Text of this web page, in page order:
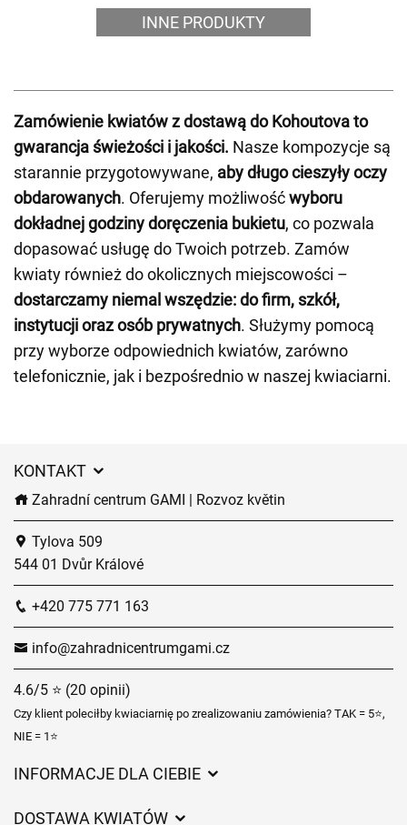
INNE PRODUKTY
Zamówienie kwiatów z dostawą do Kohoutova to
gwarancja świeżości i jakości. Nasze kompozycje są
starannie przygotowywane, aby długo cieszyły oczy
obdarowanych. Oferujemy możliwośćwyboru
dokładnej godziny doręczenia bukietu, co pozwala
dopasować usługę do Twoich potrzeb. Zamów
kwiaty również do okolicznych miejscowości –
dostarczamy niemal wszędzie: do firm, szkół,
instytucji oraz osób prywatnych. Służymy pomocą
przy wyborze odpowiednich kwiatów, zarówno
telefonicznie, jak i bezpośrednio w naszej kwiaciarni.
KONTAKT
Zahradní centrum GAMI | Rozvoz květin
Tylova 509
544 01 Dvůr Králové
+420 775 771 163
info@zahradnicentrumgami.cz
4.6/5 ⭐ (20 opinii)
Czy klient poleciłby kwiaciarnię po zrealizowaniu zamówienia? TAK = 5⭐,
NIE = 1⭐
INFORMACJE DLA CIEBIE
DOSTAWA KWIATÓW